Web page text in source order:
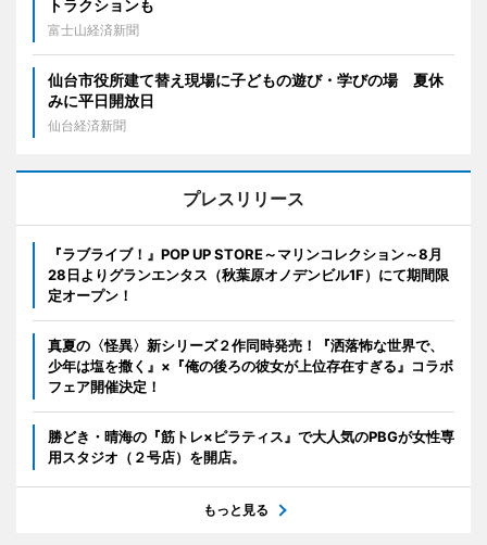
トラクションも
富士山経済新聞
仙台市役所建て替え現場に子どもの遊び・学びの場 夏休
みに平日開放日
仙台経済新聞
プレスリリース
『ラブライブ！』POP UP STORE～マリンコレクション～8月
28日よりグランエンタス（秋葉原オノデンビル1F）にて期間限
定オープン！
真夏の〈怪異〉新シリーズ２作同時発売！『洒落怖な世界で、
少年は塩を撒く』×『俺の後ろの彼女が上位存在すぎる』コラボ
フェア開催決定！
勝どき・晴海の『筋トレ×ピラティス』で大人気のPBGが女性専
用スタジオ（２号店）を開店。
もっと見る